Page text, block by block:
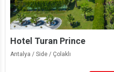
Hotel Turan Prince
Antalya / Side / Çolaklı